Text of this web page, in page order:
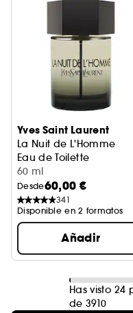
Yves Saint Laurent
La Nuit de L'Homme
Eau de Toilette
60 ml
Desde60,00 €
341
Disponible en 2 formatos
Añadir
Has visto
de 3910